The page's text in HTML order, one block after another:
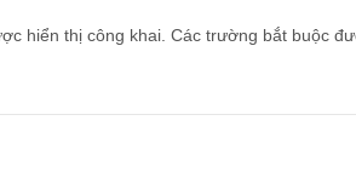
hiển thị công khai. Các trường bắt buộc